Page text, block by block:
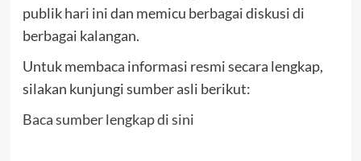
publik hari ini dan memicu berbagai diskusi di
berbagai kalangan.
Untuk membaca informasi resmi secara lengkap,
silakan kunjungi sumber asli berikut:
Baca sumber lengkap di sini